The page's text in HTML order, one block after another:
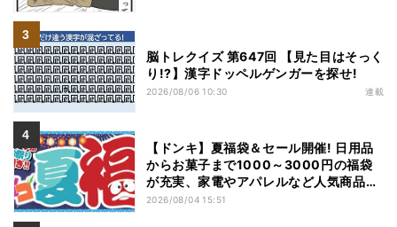
脳トレクイズ 第647回 【見た目はそっく
り!?】漢字ドッペルゲンガーを探せ!
2026/08/06 10:30 連載
【ドンキ】夏福袋＆セール開催! 日用品
からお菓子まで1000～3000円の福袋
が充実、家電やアパレルなど人気商品も
特価
2026/08/04 15:51